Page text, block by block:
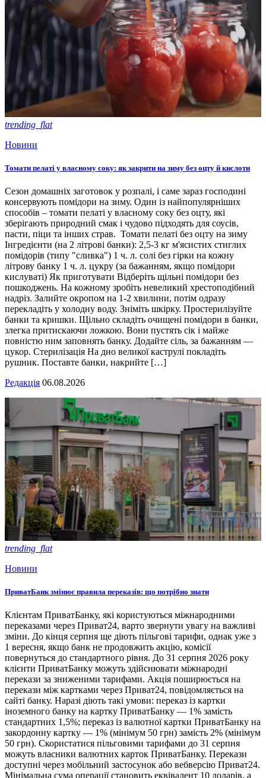
trending_flat
Новини
Томати пелаті у власному соку: як закрити на зиму без оцту й кислоти
Сезон домашніх заготовок у розпалі, і саме зараз господині
консервують помідори на зиму. Один із найпопулярніших
способів – томати пелаті у власному соку без оцту, які
зберігають природний смак і чудово підходять для соусів,
пасти, піци та інших страв. Томати пелаті без оцту на зиму
Інгредієнти (на 2 літрові банки): 2,5-3 кг м'ясистих стиглих
помідорів (типу "сливка") 1 ч. л. солі без гірки на кожну
літрову банку 1 ч. л. цукру (за бажанням, якщо помідори
кислуваті) Як приготувати Відберіть щільні помідори без
пошкоджень. На кожному зробіть невеликий хрестоподібний
надріз. Залийте окропом на 1-2 хвилини, потім одразу
перекладіть у холодну воду. Зніміть шкірку. Простерилізуйте
банки та кришки. Щільно складіть очищені помідори в банки,
злегка притискаючи ложкою. Вони пустять сік і майже
повністю ним заповнять банку. Додайте сіль, за бажанням —
цукор. Стерилізація На дно великої каструлі покладіть
рушник. Поставте банки, накрийте […]
Редакція 06.08.2026
trending_flat
Новини
ПриватБанк змінює правила переказів: що потрібно знати
Клієнтам ПриватБанку, які користуються міжнародними
переказами через Приват24, варто звернути увагу на важливі
зміни. До кінця серпня ще діють пільгові тарифи, однак уже з
1 вересня, якщо банк не продовжить акцію, комісії
повернуться до стандартного рівня. До 31 серпня 2026 року
клієнти ПриватБанку можуть здійснювати міжнародні
перекази за зниженими тарифами. Акція поширюється на
перекази між картками через Приват24, повідомляється на
сайті банку. Наразі діють такі умови: переказ із картки
іноземного банку на картку ПриватБанку — 1% замість
стандартних 1,5%; переказ із валютної картки ПриватБанку на
закордонну картку — 1% (мінімум 50 грн) замість 2% (мінімум
50 грн). Скористатися пільговими тарифами до 31 серпня
можуть власники валютних карток ПриватБанку. Перекази
доступні через мобільний застосунок або вебверсію Приват24.
Мінімальна сума операції становить еквівалент 10 доларів, а